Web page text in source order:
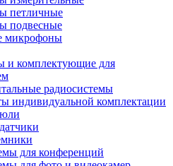
петличные
подвесные
микрофоны
и комплектующие для
радиосистемы
индивидуальной комплектации
для конференций